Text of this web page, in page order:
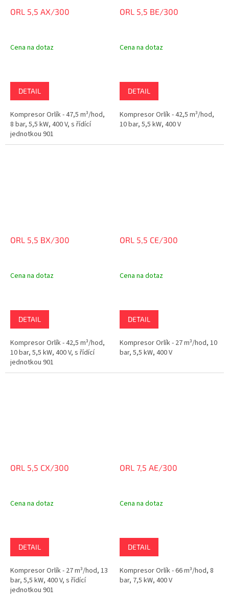
ORL 5,5 AX/300
Cena na dotaz
DETAIL
Kompresor Orlík - 47,5 m³/hod,
8 bar, 5,5 kW, 400 V, s řídící
jednotkou 901
ORL 5,5 BE/300
Cena na dotaz
DETAIL
Kompresor Orlík - 42,5 m³/hod,
10 bar, 5,5 kW, 400 V
ORL 5,5 BX/300
Cena na dotaz
DETAIL
Kompresor Orlík - 42,5 m³/hod,
10 bar, 5,5 kW, 400 V, s řídící
jednotkou 901
ORL 5,5 CE/300
Cena na dotaz
DETAIL
Kompresor Orlík - 27 m³/hod, 10
bar, 5,5 kW, 400 V
ORL 5,5 CX/300
Cena na dotaz
DETAIL
Kompresor Orlík - 27 m³/hod, 13
bar, 5,5 kW, 400 V, s řídící
jednotkou 901
ORL 7,5 AE/300
Cena na dotaz
DETAIL
Kompresor Orlík - 66 m³/hod, 8
bar, 7,5 kW, 400 V